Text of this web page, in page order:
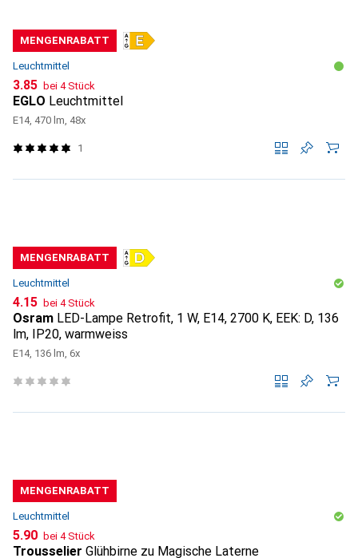
MENGENRABATT
Leuchtmittel
CHF
3.85 bei 4 Stück
EGLO Leuchtmittel
E14, 470 lm, 48x
1
MENGENRABATT
Leuchtmittel
CHF
4.15 bei 4 Stück
Osram LED-Lampe Retrofit, 1 W, E14, 2700 K, EEK: D, 136
lm, IP20, warmweiss
E14, 136 lm, 6x
MENGENRABATT
Leuchtmittel
CHF
5.90 bei 4 Stück
Trousselier Glühbirne zu Magische Laterne